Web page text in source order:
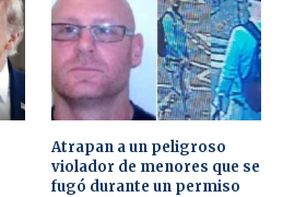
Atrapan a un peligroso
violador de menores que se
fugó durante un permiso